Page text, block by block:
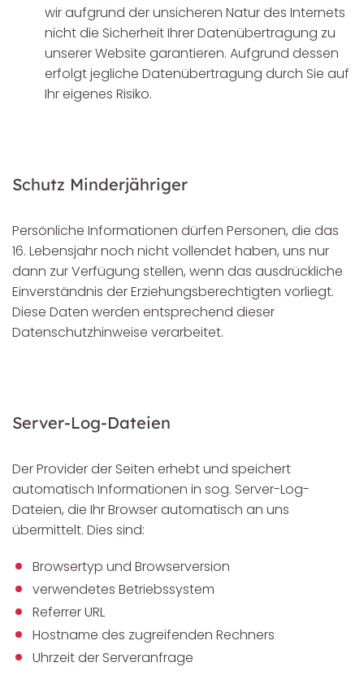
wir aufgrund der unsicheren Natur des Internets
nicht die Sicherheit Ihrer Datenübertragung zu
unserer Website garantieren. Aufgrund dessen
erfolgt jegliche Datenübertragung durch Sie auf
Ihr eigenes Risiko.
Schutz Minderjähriger
Persönliche Informationen dürfen Personen, die das
16. Lebensjahr noch nicht vollendet haben, uns nur
dann zur Verfügung stellen, wenn das ausdrückliche
Einverständnis der Erziehungsberechtigten vorliegt.
Diese Daten werden entsprechend dieser
Datenschutzhinweise verarbeitet.
Server-Log-Dateien
Der Provider der Seiten erhebt und speichert
automatisch Informationen in sog. Server-Log-
Dateien, die Ihr Browser automatisch an uns
übermittelt. Dies sind:
Browsertyp und Browserversion
verwendetes Betriebssystem
Referrer URL
Hostname des zugreifenden Rechners
Uhrzeit der Serveranfrage